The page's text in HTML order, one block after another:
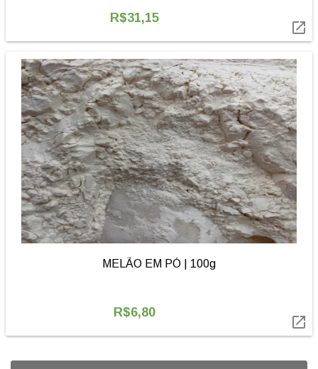
R$31,15

MELÃO EM PÓ | 100g
R$6,80
